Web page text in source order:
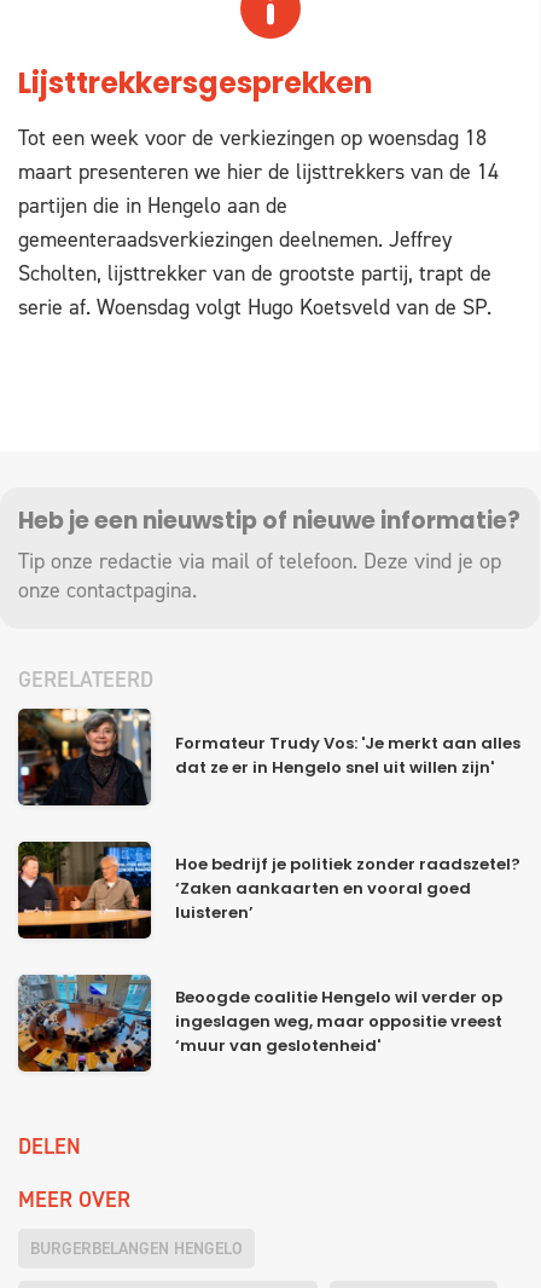
Lijsttrekkersgesprekken
Tot een week voor de verkiezingen op woensdag 18
maart presenteren we hier de lijsttrekkers van de 14
partijen die in Hengelo aan de
gemeenteraadsverkiezingen deelnemen. Jeffrey
Scholten, lijsttrekker van de grootste partij, trapt de
serie af. Woensdag volgt Hugo Koetsveld van de SP.
Heb je een nieuwstip of nieuwe informatie?
Tip onze redactie via mail of telefoon. Deze vind je op
onze contactpagina.
GERELATEERD
Formateur Trudy Vos: 'Je merkt aan alles
dat ze er in Hengelo snel uit willen zijn'
Hoe bedrijf je politiek zonder raadszetel?
‘Zaken aankaarten en vooral goed
luisteren’
Beoogde coalitie Hengelo wil verder op
ingeslagen weg, maar oppositie vreest
‘muur van geslotenheid'
DELEN
MEER OVER
BURGERBELANGEN HENGELO